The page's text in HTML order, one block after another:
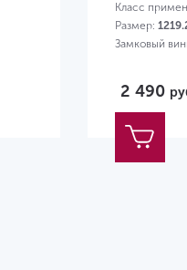
Класс
Размер:
Замковый
2 490